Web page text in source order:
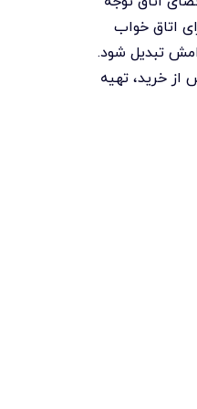
اتاق خواب
تبدیل شود.
خرید، تهیه